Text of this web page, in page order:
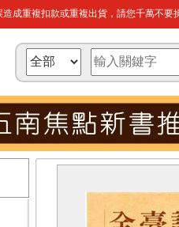
成重複扣款或重複出貨，請您千萬不要